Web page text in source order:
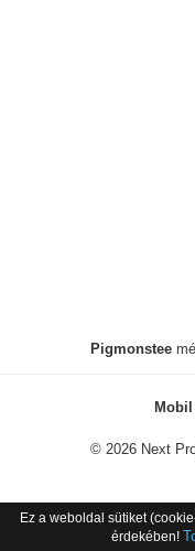
Pigmonstee
© 2026 Next
Ez a weboldal sütiket
érdekében!